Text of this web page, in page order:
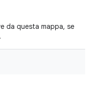
da questa mappa, se